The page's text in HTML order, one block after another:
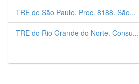
TRE de São Paulo. Proc. 8188. São...
TRE do Rio Grande do Norte. Consu...